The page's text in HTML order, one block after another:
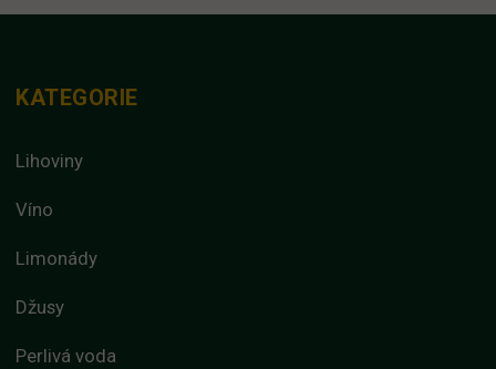
KATEGORIE
Lihoviny
Víno
Limonády
Džusy
Perlivá voda